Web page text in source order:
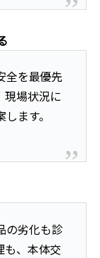
全を最優先
現場状況に
ます。
の劣化も診
も、本体交